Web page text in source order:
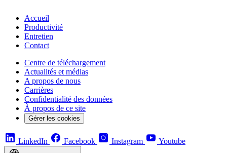
Accueil
Productivité
Entretien
Contact
Centre de téléchargement
Actualités et médias
A propos de nous
Carrières
Confidentialité des données
À propos de ce site
Gérer les cookies
LinkedIn Facebook Instagram Youtube